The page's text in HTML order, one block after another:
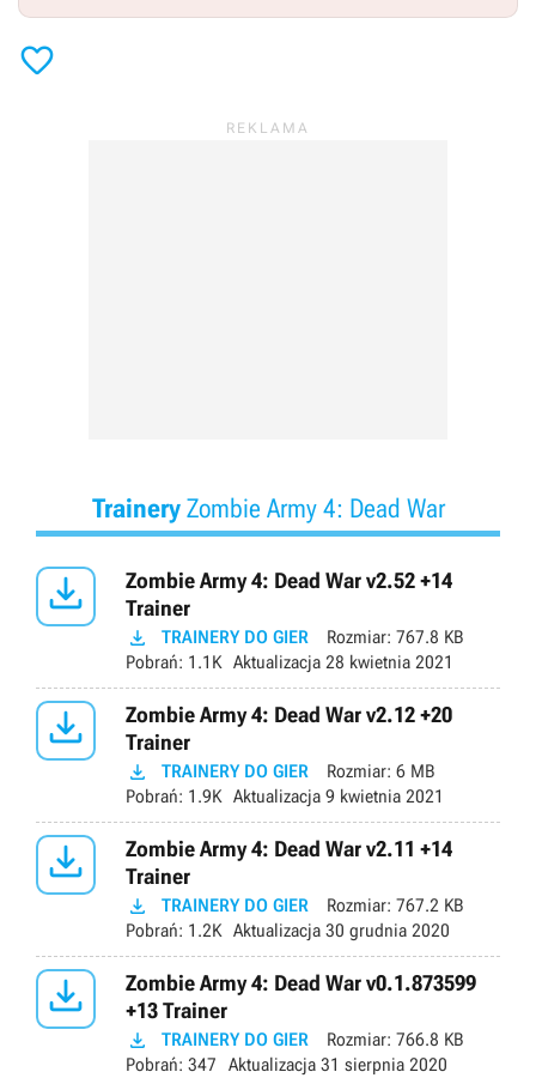

TraineryZombie Army 4: Dead War

Zombie Army 4: Dead War v2.52 +14
Trainer
 TRAINERY DO GIER Rozmiar: 767.8 KB
Pobrań: 1.1K Aktualizacja 28 kwietnia 2021

Zombie Army 4: Dead War v2.12 +20
Trainer
 TRAINERY DO GIER Rozmiar: 6 MB
Pobrań: 1.9K Aktualizacja 9 kwietnia 2021

Zombie Army 4: Dead War v2.11 +14
Trainer
 TRAINERY DO GIER Rozmiar: 767.2 KB
Pobrań: 1.2K Aktualizacja 30 grudnia 2020

Zombie Army 4: Dead War v0.1.873599
+13 Trainer
 TRAINERY DO GIER Rozmiar: 766.8 KB
Pobrań: 347 Aktualizacja 31 sierpnia 2020